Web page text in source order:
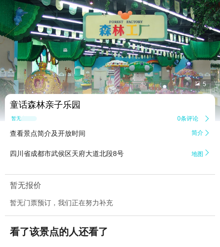
 5
童话森林亲子乐园
暂无点评 0条评论 
查看景点简介及开放时间 简介 
四川省成都市武侯区天府大道北段8号 地图 
暂无报价
暂无门票预订，我们正在努力补充
看了该景点的人还看了
